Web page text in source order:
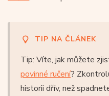
TIP NA ČLÁNEK
Tip: Víte, jak můžete
povinné ručení?
historii dřív, než